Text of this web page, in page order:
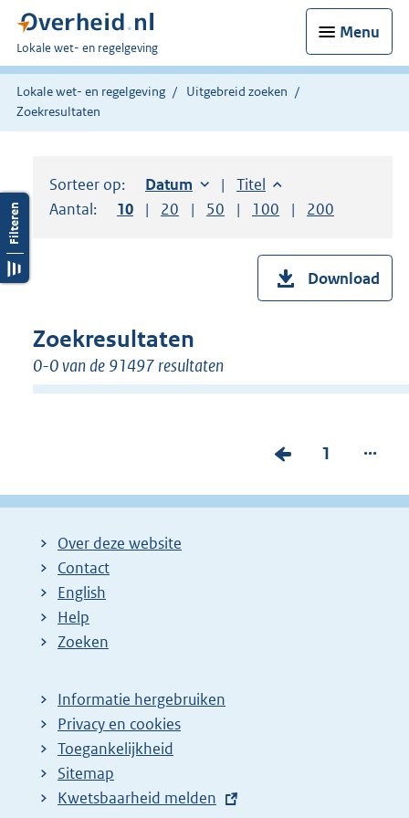
Menu
U
bent
hier:
Lokale wet- en regelgeving
Lokale wet- en regelgeving
Uitgebreid zoeken
Zoekresultaten
Sorteer op: Sorteer op:
Datum oplopendSorteer op:
Titel oplopend
Aantal:
Toon
10 resultaten per pagina
Toon
20 resultaten per pagina
Toon
50 resultaten per pagina
Toon
100 resultaten per
Toon
200
Download
Zoekresultaten
0-0 van de 91497 resultaten
V
r
P
g
1 ...
Over deze website
Contact
English
Help
Zoeken
Informatie hergebruiken
Privacy en cookies
Toegankelijkheid
Sitemap
E
Kwetsbaarheid melden